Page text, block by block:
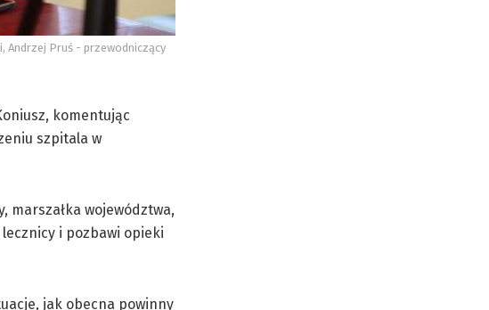
Andrzej Pruś - przewodniczący
komentując
szpitala w
marszałka województwa,
i pozbawi opieki
jak obecna powinny